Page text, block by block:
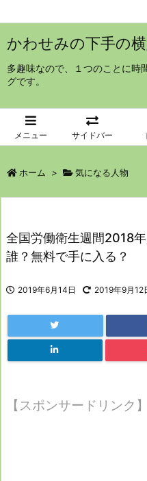
かわせみの下手の
多趣味なので、１つのことに時
グです。
メニュー サイドバー
ホーム > 気になる人物
全国労働衛生週間2018
誰？無料で手に入る？
2019年6月14日 2019年9月12
【スポンサードリンク】